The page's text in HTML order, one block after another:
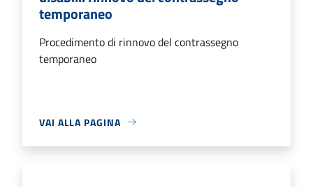
temporaneo
Procedimento di rinnovo del contrassegno
temporaneo
VAI ALLA PAGINA